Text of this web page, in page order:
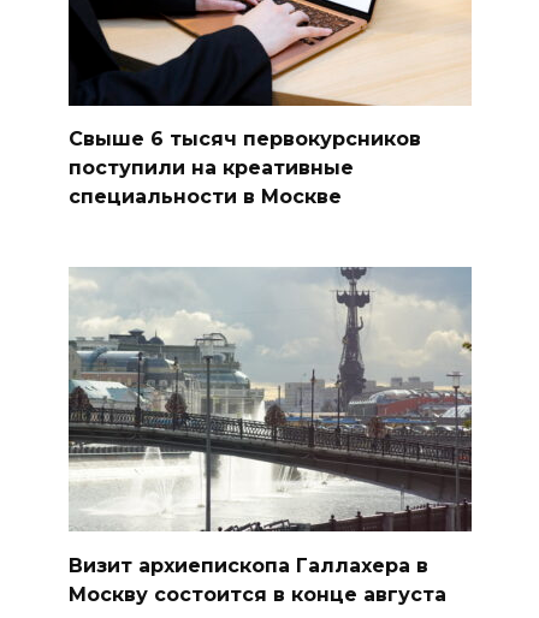
Свыше 6 тысяч первокурсников
поступили на креативные
специальности в Москве
Визит архиепископа Галлахера в
Москву состоится в конце августа